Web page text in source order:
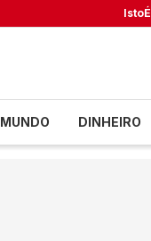
IstoÉ
MUNDO DINHEIRO